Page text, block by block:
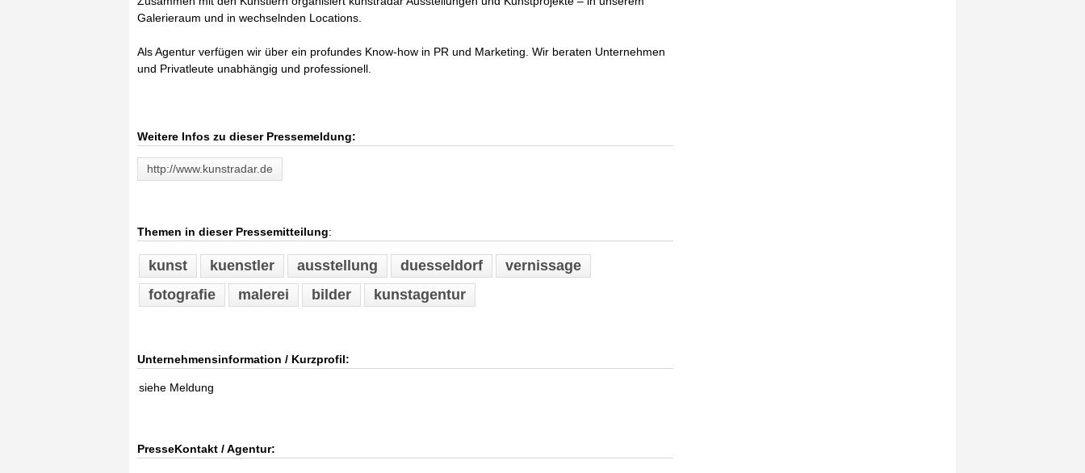
Galerieraum und in wechselnden Locations.
Als Agentur verfügen wir über ein profundes Know-how in PR und Marketing. Wir beraten Unternehmen
und Privatleute unabhängig und professionell.
Weitere Infos zu dieser Pressemeldung:
http://www.kunstradar.de
Themen in dieser Pressemitteilung:
kunst kuenstler ausstellung duesseldorf
vernissage
fotografie
malerei bilder kunstagentur
Unternehmensinformation / Kurzprofil:
siehe Meldung
PresseKontakt / Agentur: